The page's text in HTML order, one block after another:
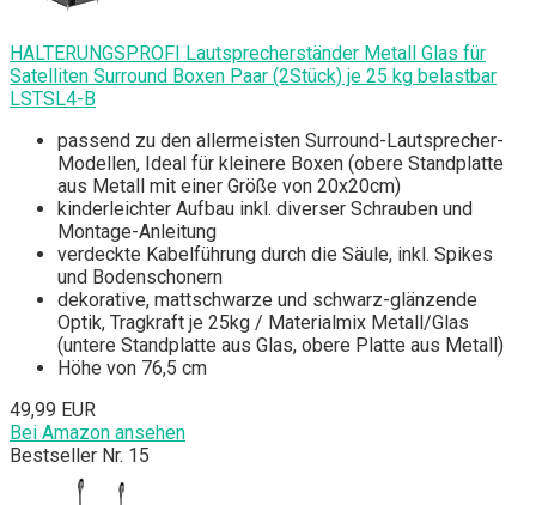
HALTERUNGSPROFI Lautsprecherständer Metall Glas für
Satelliten Surround Boxen Paar (2Stück) je 25 kg belastbar
LSTSL4-B
passend zu den allermeisten Surround-Lautsprecher-
Modellen, Ideal für kleinere Boxen (obere Standplatte
aus Metall mit einer Größe von 20x20cm)
kinderleichter Aufbau inkl. diverser Schrauben und
Montage-Anleitung
verdeckte Kabelführung durch die Säule, inkl. Spikes
und Bodenschonern
dekorative, mattschwarze und schwarz-glänzende
Optik, Tragkraft je 25kg / Materialmix Metall/Glas
(untere Standplatte aus Glas, obere Platte aus Metall)
Höhe von 76,5 cm
49,99 EUR
Bei Amazon ansehen
Bestseller Nr. 15